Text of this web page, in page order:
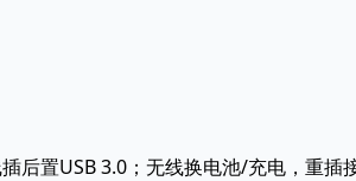
后置USB 3.0；无线换电池/充电，重插